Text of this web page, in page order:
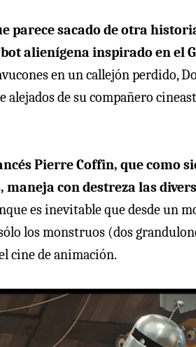
parece sacado de otra
alienígena inspirado en el
en un callejón perdido,
de su compañero
Pierre Coffin, que como
maneja con destreza las
es inevitable que desde un
los monstruos (dos
cine de animación.